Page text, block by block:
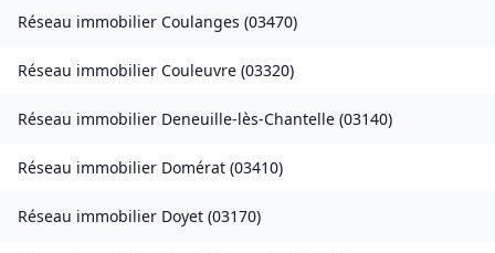
Réseau immobilier Coulanges (03470)
Réseau immobilier Couleuvre (03320)
Réseau immobilier Deneuille-lès-Chantelle (03140)
Réseau immobilier Domérat (03410)
Réseau immobilier Doyet (03170)